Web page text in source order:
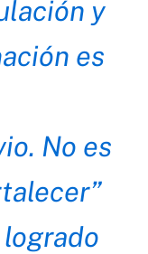
y
es
No es
logrado